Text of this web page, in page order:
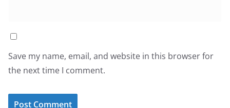
Save my name, email, and website in this browser for
the next time I comment.